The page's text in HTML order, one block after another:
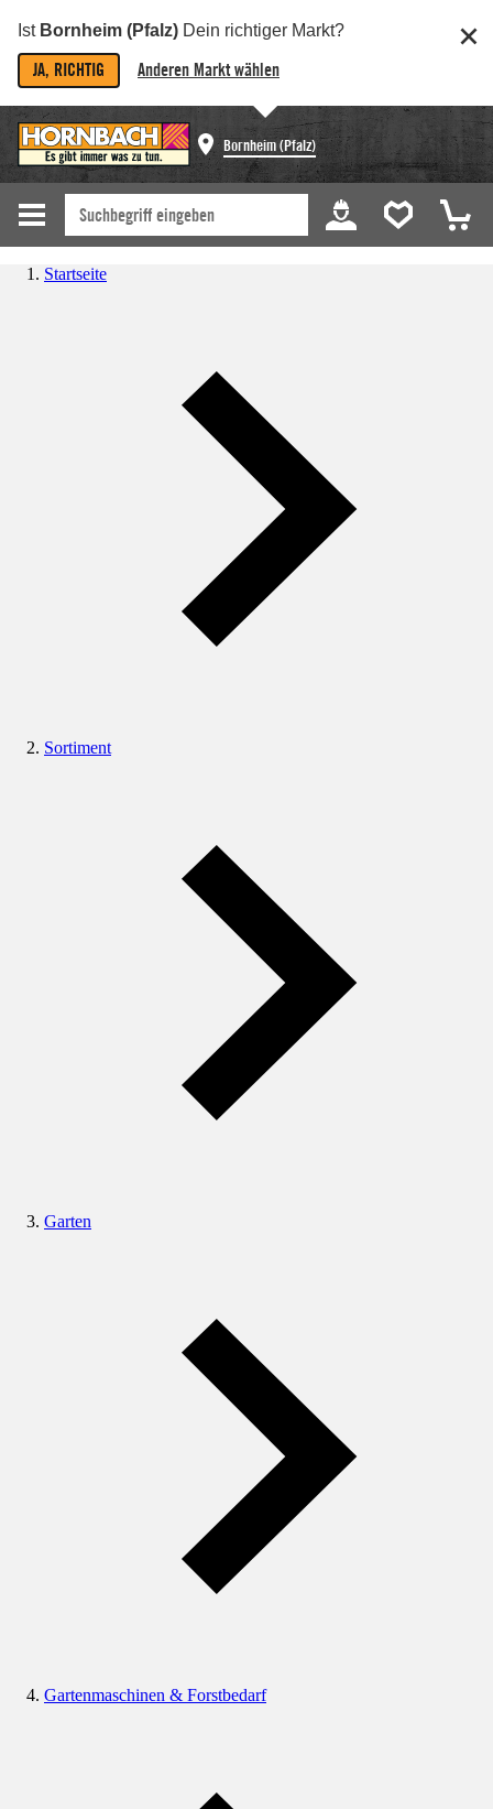
Ist Bornheim (Pfalz) Dein richtiger Markt?
JA, RICHTIG Anderen Markt wählen
Bornheim (Pfalz)
Startseite
Sortiment
Garten
Gartenmaschinen & Forstbedarf